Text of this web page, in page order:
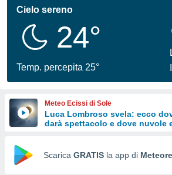
per
le
di
Web
Cielo sereno
24°
Temp. percepita 25°
Meteo Ecissi di Sole
Luca Lombroso svela: ecco
darà spettacolo e dove nuvole
Scarica GRATIS la app di